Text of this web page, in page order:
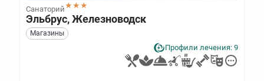
Санаторий★★★
Эльбрус, Железноводск
Магазины
Профили лечения: 9